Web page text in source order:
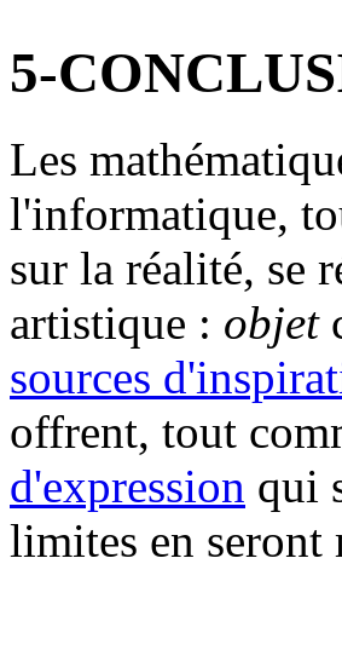
5-
Les
l'informatique,
sur la réalité, se
artistique : objet
sources
offrent, tout
d'expression qui
limites en seront